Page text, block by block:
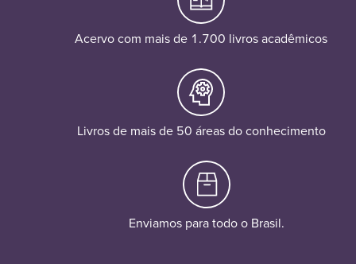
Acervo com mais de 1.700 livros acadêmicos
Livros de mais de 50 áreas do conhecimento
Enviamos para todo o Brasil.